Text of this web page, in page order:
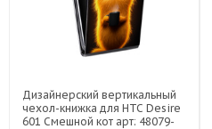
Дизайнерский вертикальный
чехол-книжка для HTC Desire
601 Смешной кот арт: 48079-